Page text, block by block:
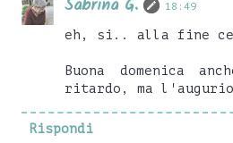
Sabrina G. 18:49
eh, si.. alla fine
Buona domenica
ritardo, ma
Rispondi